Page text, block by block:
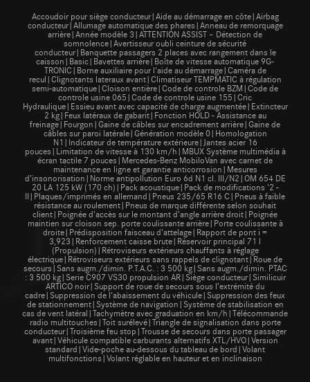
Accoudoir pour siège conducteur|Aide au démarrage en côte|Airbag
conducteur|Allumage automatique des phares|Anneau de remorquage
arrière|Année modèle 3|ATTENTION ASSIST – Détection de
somnolence|Avertisseur oubli ceinture de sécurité
conducteur|Banquette passagers 2 places avec rangement dans le
caisson|Basic|Bavettes arrière|Boîte de vitesse automatique 9G-
TRONIC|Borne auxiliaire pour l'aide au démarrage|Caméra de
recul|Clignotants lateraux avant|Climatiseur TEMPMATIC à régulation
semi-automatique|Cloison entière|Code de controle BZM|Code de
controle usine 065|Code de controle usine 155|Cric
Hydraulique|Essieu avant avec capacité de charge augmentée|Extincteur
2 kg|Feux latéraux de gabarit|Fonction HOLD - Assistance au
freinage|Fourgon|Gaine de câbles sur encadrement arrière|Gaine de
câbles sur paroi latérale|Génération modèle 0|Homologation
N1|Indicateur de température extérieure|Jantes acier 16
pouces|Limitation de vitesse à 130 km/h|MBUX Système multimédia à
écran tactile 7 pouces|Mercedes-Benz MobiloVan avec carnet de
maintenance en ligne et garantie anticorrosion|Mesures
d’insonorisation|Norme antipollution Euro 6d N1 cl. III/N2|OM 654 DE
20 LA 125 kW (170 ch)|Pack acoustique|Pack de modifications '2 -
II|Plaques/imprimés en allemand|Pneus 235/65 R16 C|Pneus à faible
résistance au roulement|Pneus de marque différente selon souhait
client|Poignée d’accès sur le montant d’angle arrière droit|Poignée
maintien sur cloison sep. porte coulissante arrière|Porte coulissante à
droite|Prédisposition faisceau d’attelage|Rapport de pont i =
3,923|Renforcement caisse brute|Réservoir principal 71 l
(Propulsion)|Rétroviseurs extérieurs chauffants à réglage
électrique|Rétroviseurs extérieurs sans rappels de clignotant|Roue de
secours|Sans augm./dimin. P.T.A.C. : 3 500 kg|Sans augm./dimin. PTAC
: 3 500 kg|Serie C907 VS30 propulsion AR|Siège conducteur|Similicuir
ARTICO noir|Support de roue de secours sous l’extrémité du
cadre|Suppression de l'abaissement du véhicule|Suppression des feux
de stationnement|Système de navigation|Système de stabilisation en
cas de vent latéral|Tachymètre avec graduation en km/h|Télécommande
radio multitouches|Toit surélevé|Triangle de signalisation dans porte
conducteur|Troisième feu stop|Trousse de secours dans porte passager
avant|Véhicule compatible carburants alternatifs XTL/HVO|Version
standard|Vide-poche au-dessous du tableau de bord|Volant
multifonctions|Volant réglable en hauteur et en inclinaison